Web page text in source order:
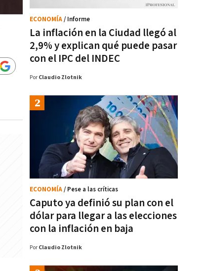
La inflación en la Ciudad llegó al
2,9% y explican qué puede pasar
con el IPC del INDEC
ECONOMÍA/ Informe
Por Claudio Zlotnik
Caputo ya definió su plan con el
dólar para llegar a las elecciones
con la inflación en baja
ECONOMÍA/ Pese a las críticas
Por Claudio Zlotnik